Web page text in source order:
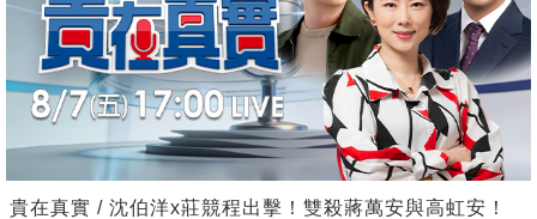
貴在真實 / 沈伯洋x莊競程出擊！雙殺蔣萬安與高虹安！